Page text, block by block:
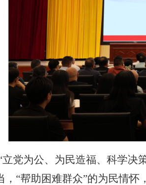
立党为公、为民造福、科学决
，“帮助困难群众”的为民情